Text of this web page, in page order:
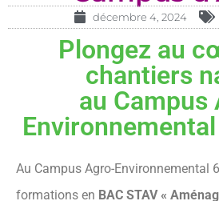
décembre 4, 2024
Plongez au
chantiers
au Campus
Au Campus Agro-Environnemental
formations en BAC STAV «